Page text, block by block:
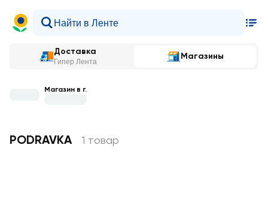
Доставка
Гипер Лента
Магазины
Магазин в г.
PODRAVKA 1 товар